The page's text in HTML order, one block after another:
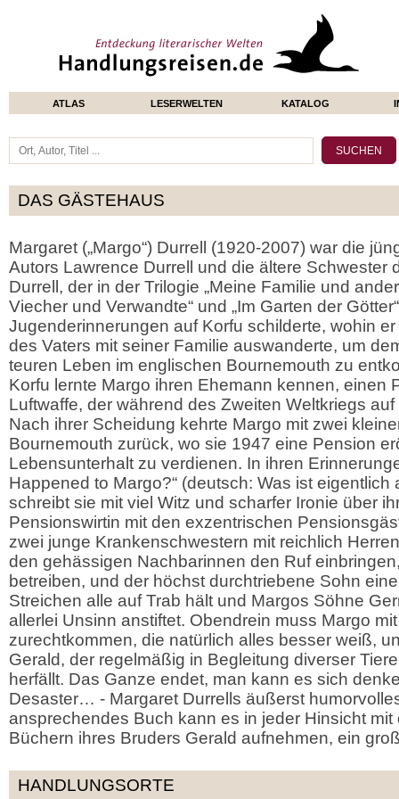
ATLAS LESERWELTEN KATALOG
DAS GÄSTEHAUS
Margaret („Margo“) Durrell (1920-2007) war die
Autors Lawrence Durrell und die ältere Schwester
Durrell, der in der Trilogie „Meine Familie und
Viecher und Verwandte“ und „Im Garten der
Jugenderinnerungen auf Korfu schilderte, wohin
des Vaters mit seiner Familie auswanderte, um
teuren Leben im englischen Bournemouth zu
Korfu lernte Margo ihren Ehemann kennen, einen
Luftwaffe, der während des Zweiten Weltkriegs
Nach ihrer Scheidung kehrte Margo mit zwei
Bournemouth zurück, wo sie 1947 eine Pension
Lebensunterhalt zu verdienen. In ihren
Happened to Margo?“ (deutsch: Was ist
schreibt sie mit viel Witz und scharfer Ironie über
Pensionswirtin mit den exzentrischen
zwei junge Krankenschwestern mit reichlich
den gehässigen Nachbarinnen den Ruf
betreiben, und der höchst durchtriebene Sohn
Streichen alle auf Trab hält und Margos Söhne
allerlei Unsinn anstiftet. Obendrein muss Margo
zurechtkommen, die natürlich alles besser weiß,
Gerald, der regelmäßig in Begleitung diverser
herfällt. Das Ganze endet, man kann es sich
Desaster… - Margaret Durrells äußerst
ansprechendes Buch kann es in jeder Hinsicht mit
Büchern ihres Bruders Gerald aufnehmen, ein
HANDLUNGSORTE